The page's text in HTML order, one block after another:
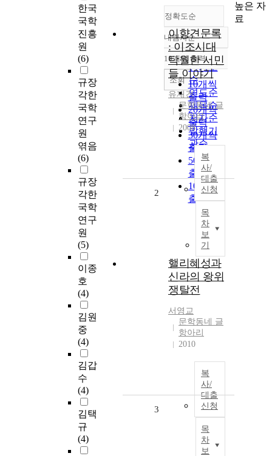
한국
국학
진흥
원
(6)
규장
각한
국학
연구
원
엮음
(6)
규장
각한
국학
연구
원
(5)
이종
호
(4)
김원
중
(4)
김갑
수
(4)
김택
규
(4)
정확도순
정확도
순
인기도
순
연도순
제목순
저자순
발행기
관순
내림차순
내림차순
10개씩 출력
10개씩
출력
20개씩
출력
30개씩
출력
50개씩
출력
100개씩
출력
조회
이향견문록
: 이조시대
탁월한 서민
들 이야기
유재건
문학동네 글
항아리
2008
복
사/
대출
신청
목
차
보
기
2
핼리혜성과
신라의 왕위
쟁탈전
서영교
문학동네 글
항아리
2010
복
사/
대출
신청
목
차
보
3
높은 자
료